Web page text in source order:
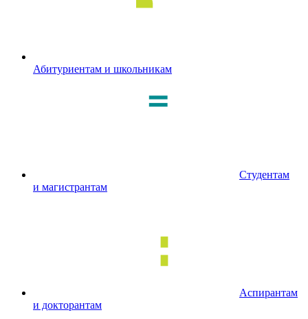
Абитуриентам и школьникам
Студентам
и магистрантам
Аспирантам
и докторантам